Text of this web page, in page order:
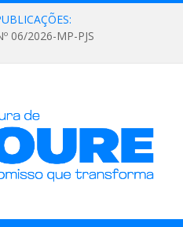
06/2026-MP-PJS